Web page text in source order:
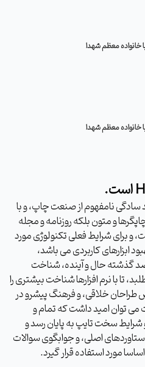
خانواده معظم شهدا
خانواده معظم شهدا
سادگی نامفهوم از صنعت چاپ، و با
و متون بلکه روزنامه و مجله
و برای شرایط فعلی تکنولوژی مورد
ابزارهای کاربردی می باشد،
گذشته حال و آینده، شناخت
تا با نرم افزارها شناخت بیشتری را
طراحان خلاقی، و فرهنگ پیشرو در
می توان امید داشت که تمام و
شرایط سخت تایپ به پایان رسد و
اصلی، و جوابگوی سوالات
مورد استفاده قرار گیرد.